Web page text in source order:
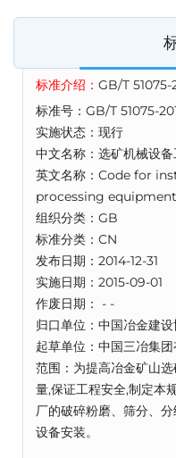
标准介绍： GB/T 51075-
标准号：GB/T 51075-
实施状态：现行
中文名称：选矿机械设
英文名称：Code for
processing
组织分类：GB
标准分类：CN
发布日期：2014-12-31
实施日期：2015-09-01
作废日期： - -
归口单位：中国冶金建
起草单位：中国三冶集团
范围：为提高冶金矿山
量,保证工程安全,制定本
厂的破碎粉磨、筛分、
设备安装。